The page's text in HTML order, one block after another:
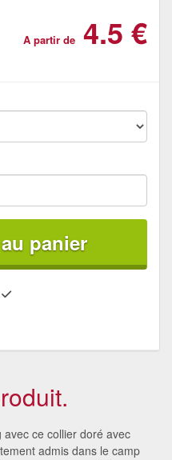
A partir de 4.5 €
panier
ce collier doré avec
admis dans le camp